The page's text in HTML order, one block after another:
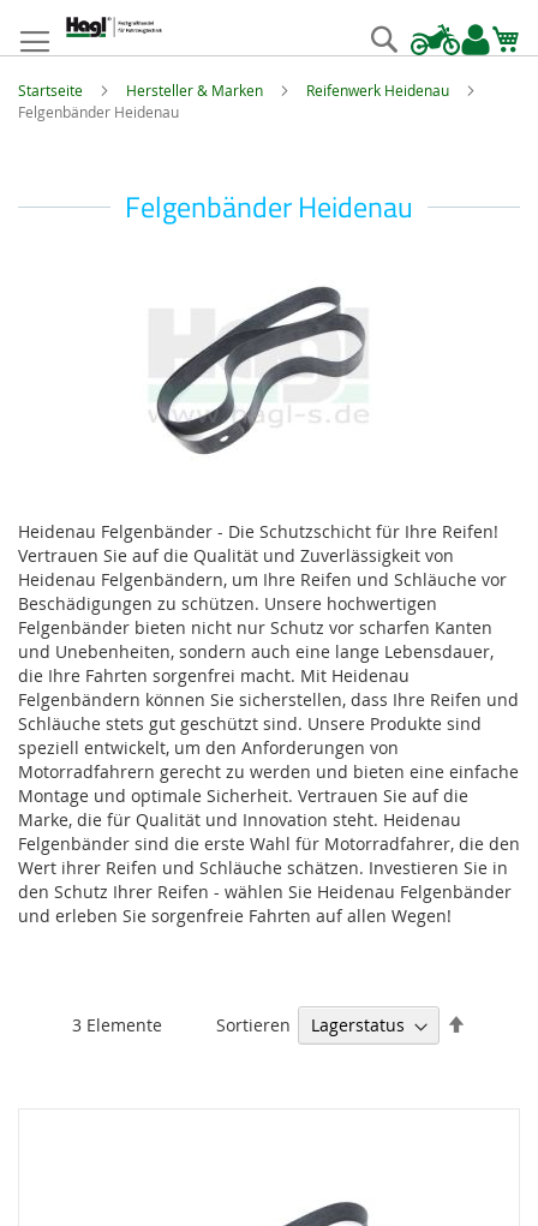
springen
Suche
Startseite Hersteller & Marken
Reifenwerk Heidenau
Felgenbänder Heidenau
Felgenbänder Heidenau
Heidenau Felgenbänder - Die Schutzschicht für Ihre Reifen!
Vertrauen Sie auf die Qualität und Zuverlässigkeit von
Heidenau Felgenbändern, um Ihre Reifen und Schläuche vor
Beschädigungen zu schützen. Unsere hochwertigen
Felgenbänder bieten nicht nur Schutz vor scharfen Kanten
und Unebenheiten, sondern auch eine lange Lebensdauer,
die Ihre Fahrten sorgenfrei macht. Mit Heidenau
Felgenbändern können Sie sicherstellen, dass Ihre Reifen und
Schläuche stets gut geschützt sind. Unsere Produkte sind
speziell entwickelt, um den Anforderungen von
Motorradfahrern gerecht zu werden und bieten eine einfache
Montage und optimale Sicherheit. Vertrauen Sie auf die
Marke, die für Qualität und Innovation steht. Heidenau
Felgenbänder sind die erste Wahl für Motorradfahrer, die den
Wert ihrer Reifen und Schläuche schätzen. Investieren Sie in
den Schutz Ihrer Reifen - wählen Sie Heidenau Felgenbänder
und erleben Sie sorgenfreie Fahrten auf allen Wegen!
3 Elemente Sortieren